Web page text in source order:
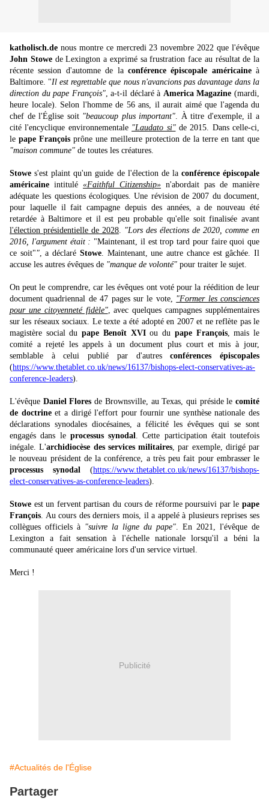
katholisch.de nous montre ce mercredi 23 novembre 2022 que l'évêque
John Stowede Lexington a exprimé sa frustration face au résultat de la
récente session d'automne de la conférence épiscopale américaineà
Baltimore. "Il est regrettable que nous n'avancions pas davantage dans la
direction du pape François", a-t-il déclaré à America Magazine (mardi,
heure locale). Selon l'homme de 56 ans, il aurait aimé que l'agenda du
chef de l'Église soit "beaucoup plus important". À titre d'exemple, il a
cité l'encyclique environnementale "Laudato si"de 2015. Dans celle-ci,
le pape François prône une meilleure protection de la terre en tant que
"maison commune" de toutes les créatures.
Stowe s'est plaint qu'un guide de l'élection de la conférence épiscopale
américaine intitulé «Faithful Citizenship» n'abordait pas de manière
adéquate les questions écologiques. Une révision de 2007 du document,
pour laquelle il fait campagne depuis des années, a de nouveau été
retardée à Baltimore et il est peu probable qu'elle soit finalisée avant
l'élection présidentielle de 2028. "Lors des élections de 2020, comme en
2016, l'argument était : "Maintenant, il est trop tard pour faire quoi que
ce soit"", a déclaré Stowe. Maintenant, une autre chance est gâchée. Il
accuse les autres évêques de "manque de volonté" pour traiter le sujet.
On peut le comprendre, car les évêques ont voté pour la réédition de leur
document quadriennal de 47 pages sur le vote, "Former les consciences
pour une citoyenneté fidèle", avec quelques campagnes supplémentaires
sur les réseaux sociaux. Le texte a été adopté en 2007 et ne reflète pas le
magistère social dupape Benoît XVIou du pape François, mais le
comité a rejeté les appels à un document plus court et mis à jour,
semblable à celui publié par d'autresconférences épiscopales
(https://www.thetablet.co.uk/news/16137/bishops-elect-conservatives-as-
conference-leaders).
L'évêque Daniel Flores de Brownsville, au Texas, qui préside lecomité
de doctrineet a dirigé l'effort pour fournir une synthèse nationale des
déclarations synodales diocésaines, a félicité les évêques qui se sont
engagés dans le processus synodal. Cette participation était toutefois
inégale. L'archidiocèse des services militaires, par exemple, dirigé par
le nouveau président de la conférence, a très peu fait pour embrasser le
processus synodal (https://www.thetablet.co.uk/news/16137/bishops-
elect-conservatives-as-conference-leaders).
Stowe est un fervent partisan du cours de réforme poursuivi par le pape
François. Au cours des derniers mois, il a appelé à plusieurs reprises ses
collègues officiels à "suivre la ligne du pape". En 2021, l'évêque de
Lexington a fait sensation à l'échelle nationale lorsqu'il a béni la
communauté queer américaine lors d'un service virtuel.
Merci !
Publicité
#Actualités de l'Église
Partager